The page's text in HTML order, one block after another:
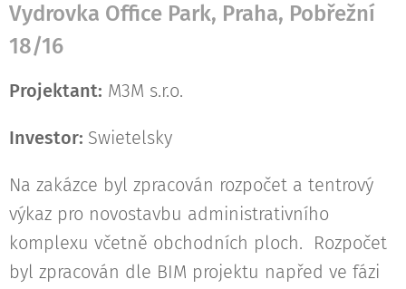
Vydrovka Office Park, Praha, Pobřežní
18/16
Projektant: M3M s.r.o.
Investor: Swietelsky
Na zakázce byl zpracován rozpočet a tentrový
výkaz pro novostavbu administrativního
komplexu včetně obchodních ploch. Rozpočet
byl zpracován dle BIM projektu napřed ve fázi